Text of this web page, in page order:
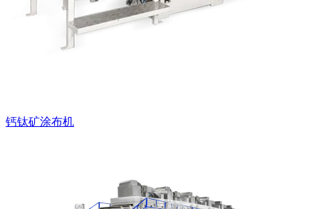
钙钛矿涂布机